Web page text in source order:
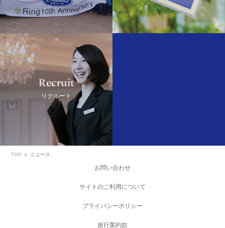
Recruit
リクルート
TOP ニュース
お問い合わせ
サイトのご利用について
プライバシーポリシー
旅行業約款